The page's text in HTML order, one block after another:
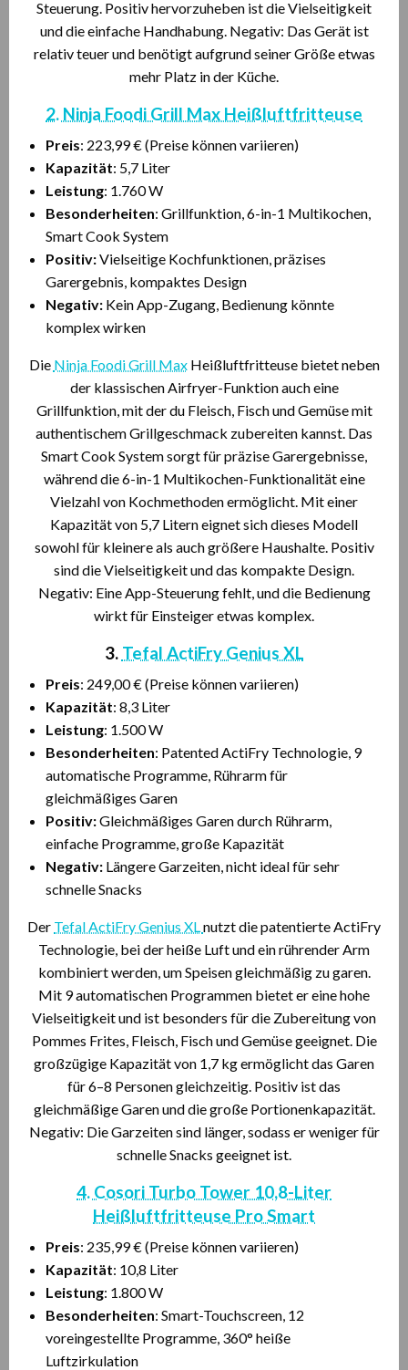
Steuerung. Positiv hervorzuheben ist die Vielseitigkeit
und die einfache Handhabung. Negativ: Das Gerät ist
relativ teuer und benötigt aufgrund seiner Größe etwas
mehr Platz in der Küche.
2. Ninja Foodi Grill Max Heißluftfritteuse
Preis: 223,99 € (Preise können variieren)
Kapazität: 5,7 Liter
Leistung: 1.760 W
Besonderheiten: Grillfunktion, 6-in-1 Multikochen,
Smart Cook System
Positiv:Vielseitige Kochfunktionen, präzises
Garergebnis, kompaktes Design
Negativ: Kein App-Zugang, Bedienung könnte
komplex wirken
Die Ninja Foodi Grill MaxHeißluftfritteuse bietet neben
der klassischen Airfryer-Funktion auch eine
Grillfunktion, mit der du Fleisch, Fisch und Gemüse mit
authentischem Grillgeschmack zubereiten kannst. Das
Smart Cook System sorgt für präzise Garergebnisse,
während die 6-in-1 Multikochen-Funktionalität eine
Vielzahl von Kochmethoden ermöglicht. Mit einer
Kapazität von 5,7 Litern eignet sich dieses Modell
sowohl für kleinere als auch größere Haushalte. Positiv
sind die Vielseitigkeit und das kompakte Design.
Negativ: Eine App-Steuerung fehlt, und die Bedienung
wirkt für Einsteiger etwas komplex.
3. Tefal ActiFry Genius XL
Preis: 249,00 € (Preise können variieren)
Kapazität: 8,3 Liter
Leistung: 1.500 W
Besonderheiten: Patented ActiFry Technologie, 9
automatische Programme, Rührarm für
gleichmäßiges Garen
Positiv:Gleichmäßiges Garen durch Rührarm,
einfache Programme, große Kapazität
Negativ: Längere Garzeiten, nicht ideal für sehr
schnelle Snacks
Der Tefal ActiFry Genius XLnutzt die patentierte ActiFry
Technologie, bei der heiße Luft und ein rührender Arm
kombiniert werden, um Speisen gleichmäßig zu garen.
Mit 9 automatischen Programmen bietet er eine hohe
Vielseitigkeit und ist besonders für die Zubereitung von
Pommes Frites, Fleisch, Fisch und Gemüse geeignet. Die
großzügige Kapazität von 1,7 kg ermöglicht das Garen
für 6–8 Personen gleichzeitig. Positiv ist das
gleichmäßige Garen und die große Portionenkapazität.
Negativ: Die Garzeiten sind länger, sodass er weniger für
schnelle Snacks geeignet ist.
4. Cosori Turbo Tower 10,8-Liter
Heißluftfritteuse Pro Smart
Preis: 235,99 € (Preise können variieren)
Kapazität: 10,8 Liter
Leistung: 1.800 W
Besonderheiten: Smart-Touchscreen, 12
voreingestellte Programme, 360° heiße
Luftzirkulation